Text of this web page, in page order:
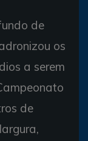
de
os
a serem
de